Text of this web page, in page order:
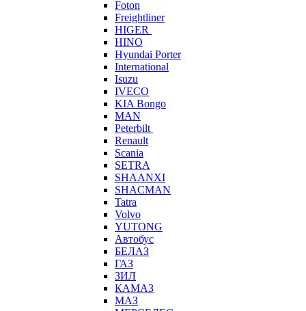
Foton
Freightliner
HIGER
HINO
Hyundai Porter
International
Isuzu
IVECO
KIA Bongo
MAN
Peterbilt
Renault
Scania
SETRA
SHAANXI
SHACMAN
Tatra
Volvo
YUTONG
Автобус
БЕЛАЗ
ГАЗ
ЗИЛ
КАМАЗ
МАЗ